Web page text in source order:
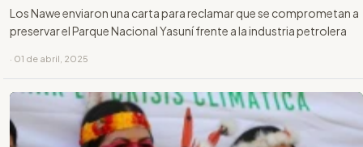
Los Nawe enviaron una carta para reclamar que se comprometan a
preservar el Parque Nacional Yasuní frente a la industria petrolera
· 01 de abril, 2025